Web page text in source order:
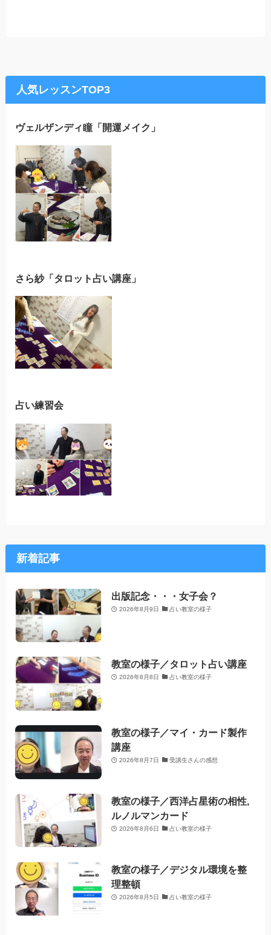
人気レッスンTOP3
ヴェルザンディ瞳「開運メイク」
さら紗「タロット占い講座」
占い練習会
新着記事
出版記念・・・女子会？
2026年8月9日 占い教室の様子
教室の様子／タロット占い講座
2026年8月8日 占い教室の様子
教室の様子／マイ・カード製作
講座
2026年8月7日 受講生さんの感想
教室の様子／西洋占星術の相性,
ルノルマンカード
2026年8月6日 占い教室の様子
教室の様子／デジタル環境を整
理整頓
2026年8月5日 占い教室の様子